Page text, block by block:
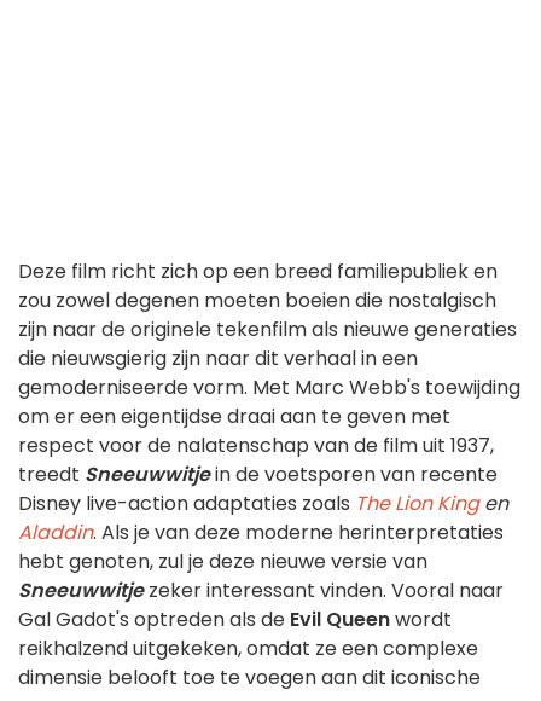
Deze film richt zich op een breed familiepubliek en
zou zowel degenen moeten boeien die nostalgisch
zijn naar de originele tekenfilm als nieuwe generaties
die nieuwsgierig zijn naar dit verhaal in een
gemoderniseerde vorm. Met Marc Webb's toewijding
om er een eigentijdse draai aan te geven met
respect voor de nalatenschap van de film uit 1937,
treedt Sneeuwwitjein de voetsporen van recente
Disney live-action adaptaties zoals The Lion Kingen
Aladdin. Als je van deze moderne herinterpretaties
hebt genoten, zul je deze nieuwe versie van
Sneeuwwitjezeker interessant vinden. Vooral naar
Gal Gadot's optreden als de Evil Queenwordt
reikhalzend uitgekeken, omdat ze een complexe
dimensie belooft toe te voegen aan dit iconische